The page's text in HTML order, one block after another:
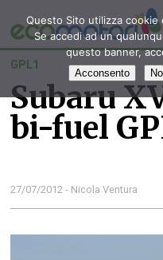
GPL1
Subaru
bi-fuel
27/07/2012 - Nicola Ventura
Questo Sito utilizza
Se accedi ad un
questo banner,
Acconsento No